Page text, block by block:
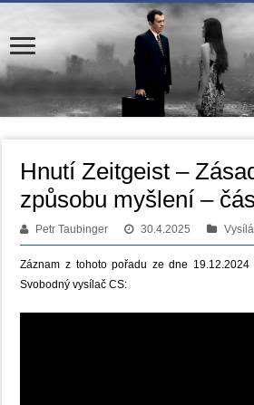
Hnutí Zeitgeist –
způsobu myšlení –
Petr Taubinger 30.4.2025
Záznam z tohoto pořadu ze dne
Svobodný vysílač CS: